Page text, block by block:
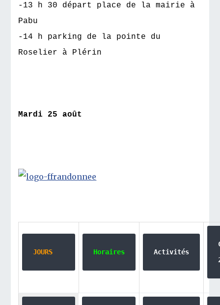
-13 h 30 départ place de la mairie à
Pabu
-14 h parking de la pointe du
Roselier à Plérin
Mardi 25 août
JOURS Horaires Activités